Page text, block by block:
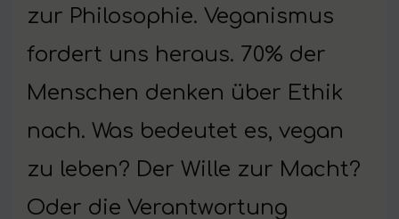
zur Philosophie. Veganismus
fordert uns heraus. 70% der
Menschen denken über Ethik
nach. Was bedeutet es, vegan
zu leben? Der Wille zur Macht?
Oder die Verantwortung